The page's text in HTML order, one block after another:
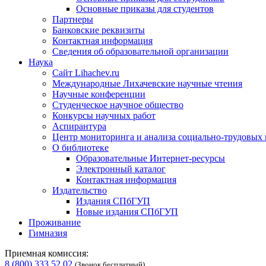
Основные приказы для студентов
Партнеры
Банковские реквизиты
Контактная информация
Сведения об образовательной организации
Наука
Сайт Lihachev.ru
Международные Лихачевские научные чтения
Научные конференции
Студенческое научное общество
Конкурсы научных работ
Аспирантура
Центр мониторинга и анализа социально-трудовых
О библиотеке
Образовательные Интернет-ресурсы
Электронный каталог
Контактная информация
Издательство
Издания СПбГУП
Новые издания СПбГУП
Проживание
Гимназия
Приемная комиссия:
8 (800) 333 52 02